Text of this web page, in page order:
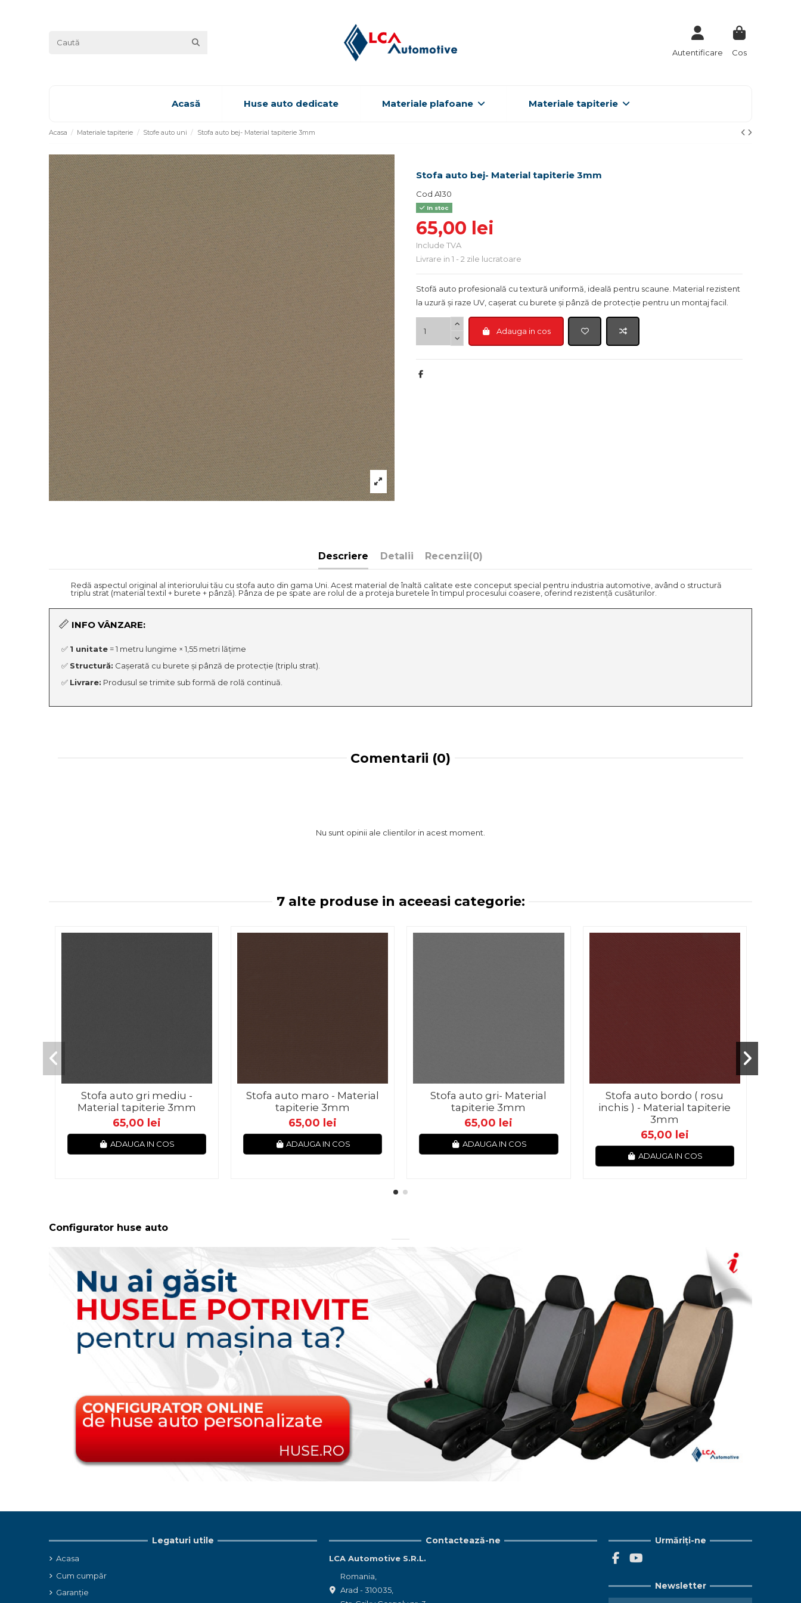
Autentificare Cos
Acasă Huse auto dedicate Materiale plafoane Materiale tapiterie
Acasa Materiale tapiterie Stofe auto uni Stofa auto bej- Material tapiterie 3mm
Stofa auto bej- Material tapiterie 3mm
Cod A130
In stoc
65,00 lei
Include TVA
Livrare in 1 - 2 zile lucratoare
Stofă auto profesională cu textură uniformă, ideală pentru scaune. Material rezistent
la uzură și raze UV, cașerat cu burete și pânză de protecție pentru un montaj facil.
Adauga in cos
Descriere Detalii Recenzii(0)
Redă aspectul original al interiorului tău cu stofa auto din gama Uni. Acest material de înaltă calitate este conceput special pentru industria automotive, având o structură
triplu strat (material textil + burete + pânză). Pânza de pe spate are rolul de a proteja buretele în timpul procesului coasere, oferind rezistență cusăturilor.
📏 INFO VÂNZARE:
✅ 1 unitate= 1 metru lungime × 1,55 metri lățime
✅ Structură: Cașerată cu burete și pânză de protecție (triplu strat).
✅ Livrare: Produsul se trimite sub formă de rolă continuă.
Comentarii (0)
Nu sunt opinii ale clientilor in acest moment.
7 alte produse in aceeasi categorie:
Stofa auto gri mediu -
Material tapiterie 3mm
65,00 lei
ADAUGA IN COS
Stofa auto maro - Material
tapiterie 3mm
65,00 lei
ADAUGA IN COS
Stofa auto gri- Material
tapiterie 3mm
65,00 lei
ADAUGA IN COS
Stofa auto bordo ( rosu
inchis ) - Material tapiterie
3mm
65,00 lei
ADAUGA IN COS
Configurator huse auto
Legaturi utile
Acasa
Cum cumpăr
Garanție
Contactează-ne
LCA Automotive S.R.L.
Romania,
Arad - 310035,
Urmăriți-ne
Newsletter